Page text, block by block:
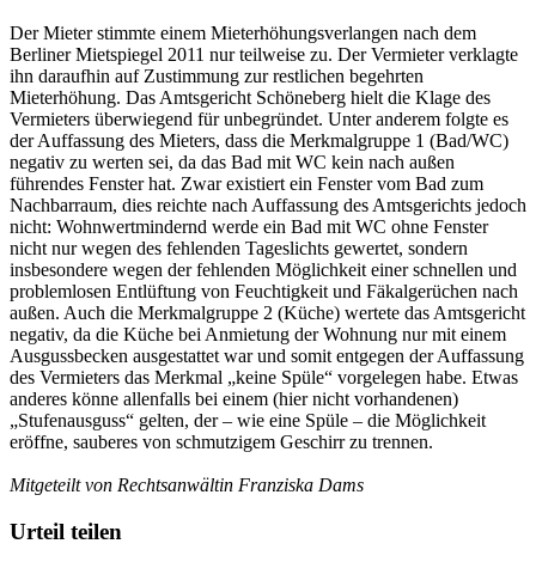
Der Mieter stimmte einem Mieterhöhungsverlangen nach dem
Berliner Mietspiegel 2011 nur teilweise zu. Der Vermieter verklagte
ihn daraufhin auf Zustimmung zur restlichen begehrten
Mieterhöhung. Das Amtsgericht Schöneberg hielt die Klage des
Vermieters überwiegend für unbegründet. Unter anderem folgte es
der Auffassung des Mieters, dass die Merkmalgruppe 1 (Bad/WC)
negativ zu werten sei, da das Bad mit WC kein nach außen
führendes Fenster hat. Zwar existiert ein Fenster vom Bad zum
Nachbarraum, dies reichte nach Auffassung des Amtsgerichts jedoch
nicht: Wohnwertmindernd werde ein Bad mit WC ohne Fenster
nicht nur wegen des fehlenden Tageslichts gewertet, sondern
insbesondere wegen der fehlenden Möglichkeit einer schnellen und
problemlosen Entlüftung von Feuchtigkeit und Fäkalgerüchen nach
außen. Auch die Merkmalgruppe 2 (Küche) wertete das Amtsgericht
negativ, da die Küche bei Anmietung der Wohnung nur mit einem
Ausgussbecken ausgestattet war und somit entgegen der Auffassung
des Vermieters das Merkmal „keine Spüle“ vorgelegen habe. Etwas
anderes könne allenfalls bei einem (hier nicht vorhandenen)
„Stufenausguss“ gelten, der – wie eine Spüle – die Möglichkeit
eröffne, sauberes von schmutzigem Geschirr zu trennen.
Mitgeteilt von Rechtsanwältin Franziska Dams
Urteil teilen